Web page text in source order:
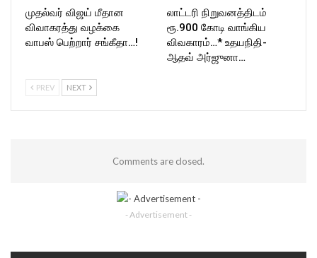
முதல்வர் விஜய் மீதான
விவாகரத்து வழக்கை
வாபஸ் பெற்றார் சங்கீதா…!
லாட்டரி நிறுவனத்திடம்
ரூ.900 கோடி வாங்கிய
விவகாரம்…* உதயநிதி-
ஆதவ் அர்ஜுனா…
PREV NEXT
Comments are closed.
- Advertisement -